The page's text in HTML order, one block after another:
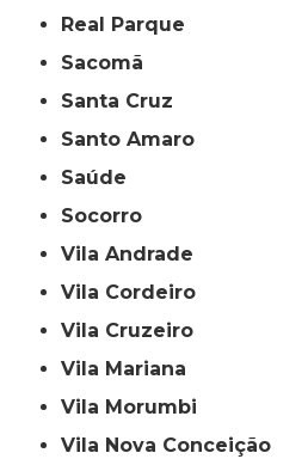
Real Parque
Sacomã
Santa Cruz
Santo Amaro
Saúde
Socorro
Vila Andrade
Vila Cordeiro
Vila Cruzeiro
Vila Mariana
Vila Morumbi
Vila Nova Conceição